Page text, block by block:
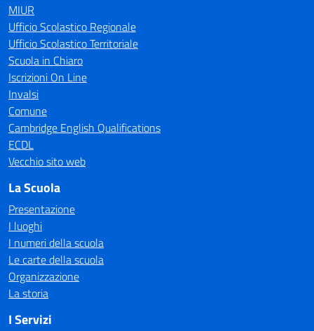
MIUR
Ufficio Scolastico Regionale
Ufficio Scolastico Territoriale
Scuola in Chiaro
Iscrizioni On Line
Invalsi
Comune
Cambridge English Qualifications
ECDL
Vecchio sito web
La Scuola
Presentazione
I luoghi
I numeri della scuola
Le carte della scuola
Organizzazione
La storia
I Servizi